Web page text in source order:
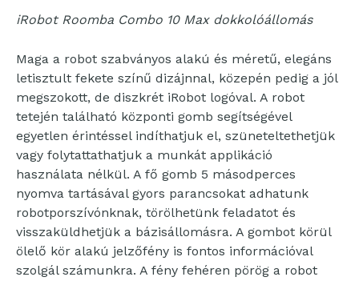
iRobot Roomba Combo 10 Max dokkolóállomás
Maga a robot szabványos alakú és méretű, elegáns
letisztult fekete színű dizájnnal, közepén pedig a jól
megszokott, de diszkrét iRobot logóval. A robot
tetején található központi gomb segítségével
egyetlen érintéssel indíthatjuk el, szüneteltethetjük
vagy folytattathatjuk a munkát applikáció
használata nélkül. A fő gomb 5 másodperces
nyomva tartásával gyors parancsokat adhatunk
robotporszívónknak, törölhetünk feladatot és
visszaküldhetjük a bázisállomásra. A gombot körül
ölelő kör alakú jelzőfény is fontos információval
szolgál számunkra. A fény fehéren pörög a robot